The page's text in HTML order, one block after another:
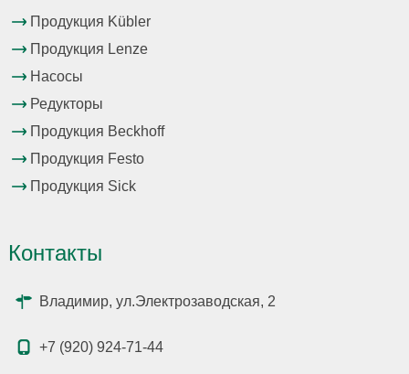
Продукция Kübler
Продукция Lenze
Насосы
Редукторы
Продукция Beckhoff
Продукция Festo
Продукция Sick
Контакты
Владимир, ул.Электрозаводская, 2
+7 (920) 924-71-44